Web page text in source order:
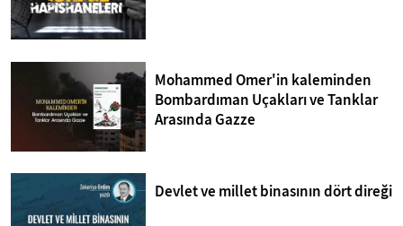
Mohammed Omer'in kaleminden
Bombardıman Uçakları ve Tanklar
Arasında Gazze
Devlet ve millet binasının dört direği